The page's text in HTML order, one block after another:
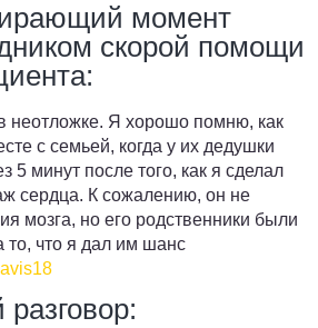
момент
скорой помощи
неотложке. Я хорошо помню, как
с семьей, когда у их дедушки
5 минут после того, как я сделал
сердца. К сожалению, он не
мозга, но его родственники были
то, что я дал им шанс